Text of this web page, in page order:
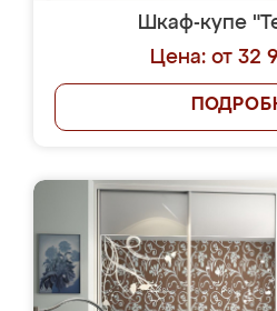
Шкаф-купе
Цена: от 32